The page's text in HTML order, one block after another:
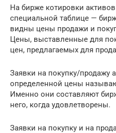
На бирже котировки
специальной таблице —
видны цены продажи и
Цены, выставленные для
цен, предлагаемых для
Заявки на покупку/продажу
определенной цены
Именно они составляют
него, когда удовлетворены.
Заявки на покупку и на